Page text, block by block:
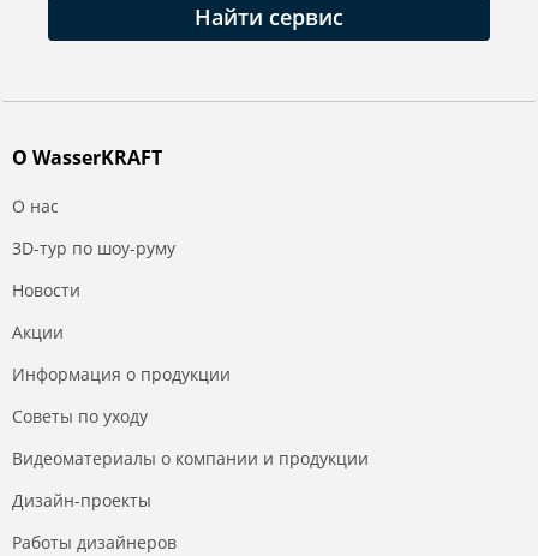
Найти сервис
О WasserKRAFT
О нас
3D-тур по шоу-руму
Новости
Акции
Информация о продукции
Советы по уходу
Видеоматериалы о компании и продукции
Дизайн-проекты
Работы дизайнеров